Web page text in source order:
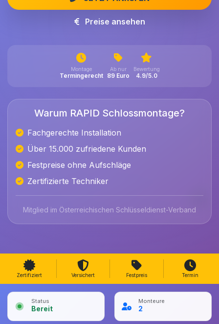
Preise ansehen
Montage
Termingerecht
Ab nur
89 Euro
Bewertung
4.9/5.0
Warum RAPID Schlossmontage?
Fachgerechte Installation
Über 15.000 zufriedene Kunden
Festpreise ohne Aufschläge
Zertifizierte Techniker
Mitglied im Österreichischen Schlüsseldienst-Verband
Zertifiziert Versichert Festpreis Termin
Status
Bereit
Monteure
2